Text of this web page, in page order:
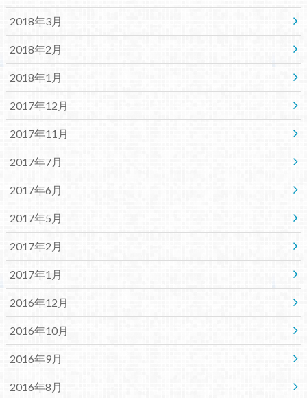
2018年3月
2018年2月
2018年1月
2017年12月
2017年11月
2017年7月
2017年6月
2017年5月
2017年2月
2017年1月
2016年12月
2016年10月
2016年9月
2016年8月